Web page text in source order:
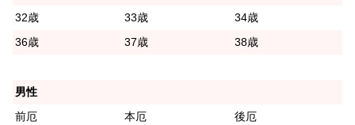
32歳
33歳
34歳
36歳
37歳 38歳
男性
前厄
本厄
後厄